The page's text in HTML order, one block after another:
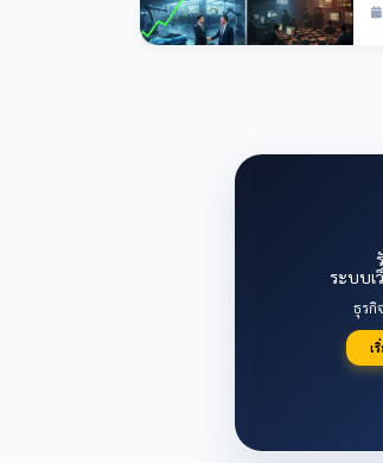
ระบบเ
ธุรกิ
เ